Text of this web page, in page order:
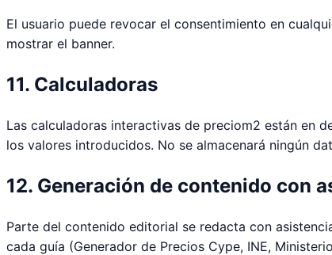
El usuario puede revocar el consentimiento en
mostrar el banner.
11. Calculadoras
Las calculadoras interactivas de preciom2 están en
los valores introducidos. No se almacenará ningún
12. Generación de contenido con
Parte del contenido editorial se redacta con
cada guía (Generador de Precios Cype, INE,